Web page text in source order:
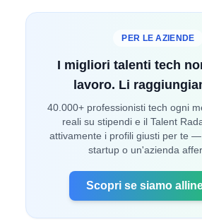
PER LE AZIENDE
I migliori talenti tech
lavoro. Li
40.000+ professionisti tech ogni
reali su stipendi e il Talent
attivamente i profili giusti per te
startup o un'azienda
Scopri se siamo